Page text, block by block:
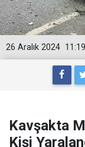
11:19
26 Aralık 2024
Kavşakta
Kişi